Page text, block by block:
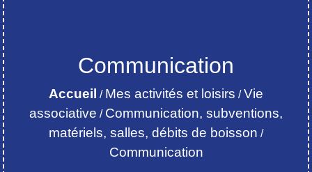
Communication
Accueil / Mes activités et loisirs /Vie
associative / Communication, subventions,
matériels, salles, débits de boisson /
Communication